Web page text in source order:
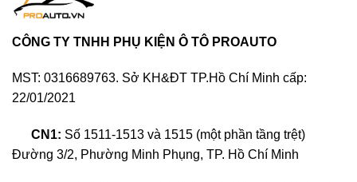
xử lý mọi tình huống khi lái xe.
CÔNG TY TNHH PHỤ KIỆN Ô TÔ PROAUTO
MST: 0316689763. Sở KH&ĐT TP.Hồ Chí Minh cấp:
22/01/2021
CN1: Số 1511-1513 và 1515 (một phần tầng trệt)
Đường 3/2, Phường Minh Phụng, TP. Hồ Chí Minh